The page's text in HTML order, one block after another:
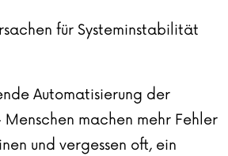
für Systeminstabilität
Automatisierung der
Menschen machen mehr Fehler
und vergessen oft, ein